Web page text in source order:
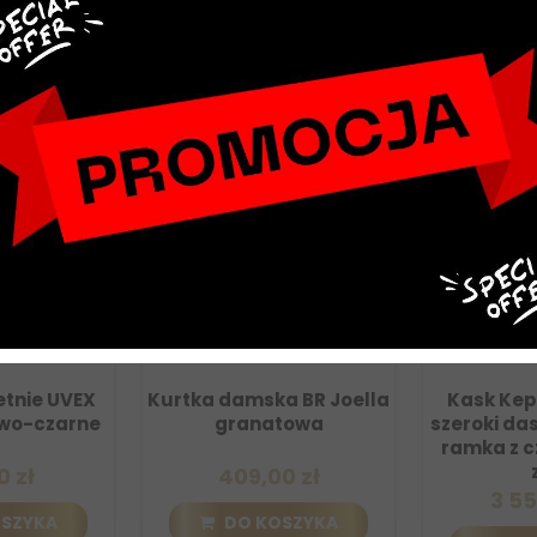
NOWY
UVEX
czarne
Kurtka damska BR Joella
granatowa
DO KOSZYKA
Kask Kep
szeroki
ramka z